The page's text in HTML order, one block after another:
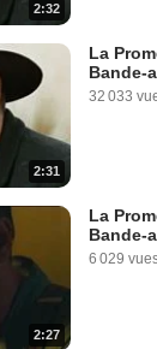
2:32
2:31
La
Bande-
32 033
2:27
La
Bande-
6 029